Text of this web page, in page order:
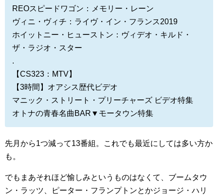
REOスピードワゴン：メモリー・レーン
ヴィニ・ヴィチ：ライヴ・イン・フランス2019
ホイットニー・ヒューストン：ヴィデオ・キルド・
ザ・ラジオ・スター
.
【CS323：MTV】
【3時間】オアシス歴代ビデオ
マニック・ストリート・プリーチャーズ ビデオ特集
オトナの青春名曲BAR▼モータウン特集
先月から1つ減って13番組。これでも最近にしては多い方か
も。
でもまあそれほど愉しみというものはなくて、ブームタウ
ン・ラッツ、ピーター・フランプトンとかジョージ・ハリ